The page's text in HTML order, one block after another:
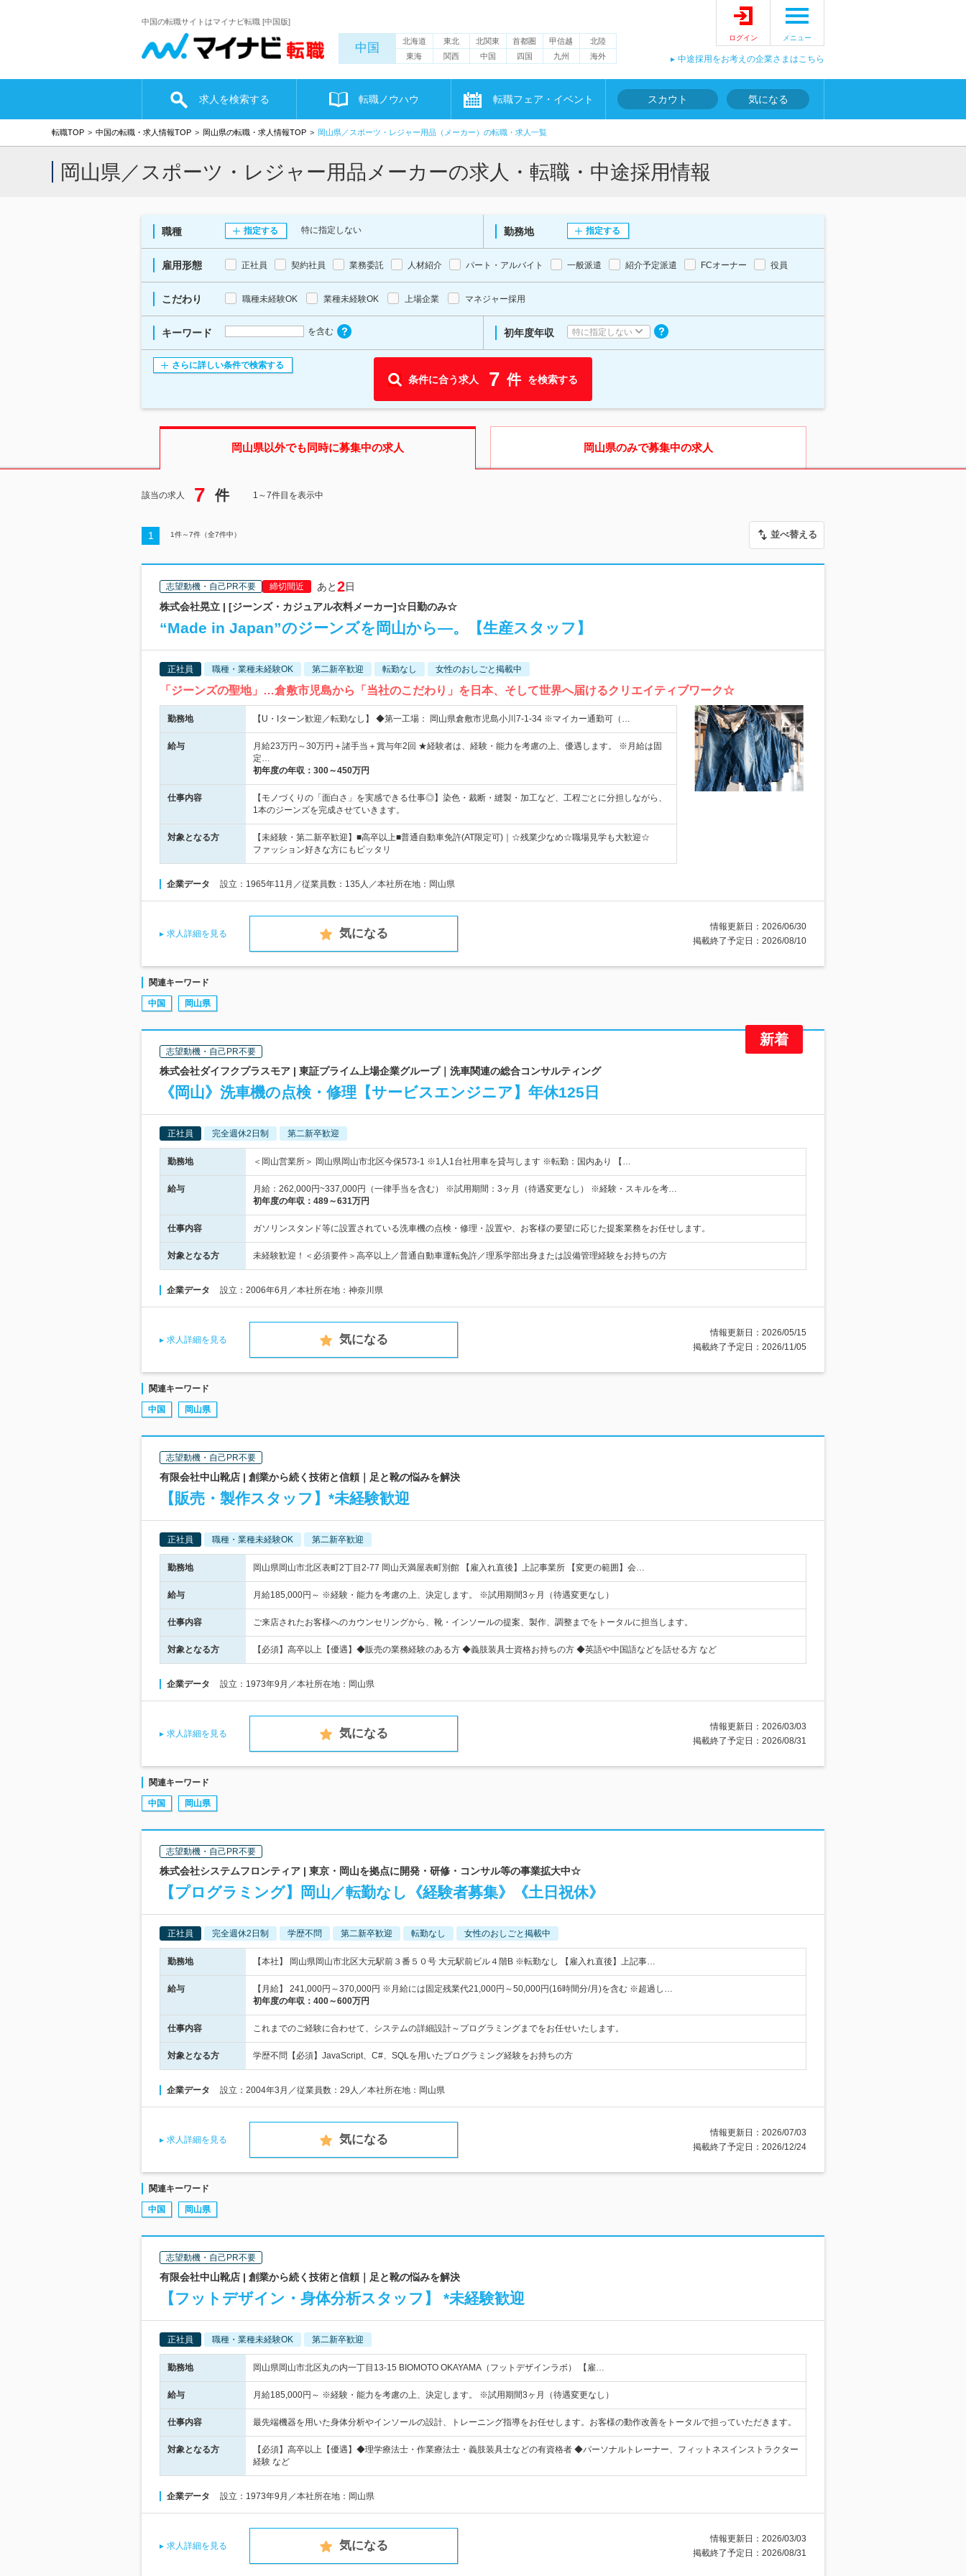
中国の転職サイトはマイナビ転職 [中国版]
中国 北海道 東北 北関東 首都圏 甲信越
北陸
東海
関西 中国 四国 九州 海外
ログイン メニュー
中途採用をお考えの企業さまはこちら
求人を検索する 転職ノウハウ 転職フェア・イベント スカウト 気になる
転職TOP 中国の転職・求人情報TOP 岡山県の転職・求人情報TOP 岡山県／スポーツ・レジャー用品（メーカー）の転職・求人一覧
岡山県／スポーツ・レジャー用品メーカーの求人・転職・中途採用情報
職種 指定する 特に指定しない 勤務地 指定する
雇用形態 正社員 契約社員 業務委託 人材紹介 パート・アルバイト 一般派遣 紹介予定派遣 FCオーナー 役員
こだわり 職種未経験OK 業種未経験OK 上場企業 マネジャー採用
キーワード を含む 初年度年収 特に指定しない
さらに詳しい条件で検索する
条件に合う求人 7 件 を検索する
岡山県以外でも同時に募集中の求人 岡山県のみで募集中の求人
該当の求人 7 件 1～7件目を表示中
1 1件～7件（全7件中） 並べ替える
志望動機・自己PR不要 締切間近 あと2日
株式会社晃立 | [ジーンズ・カジュアル衣料メーカー]☆日勤のみ☆
“Made in Japan”のジーンズを岡山から―。【生産スタッフ】
正社員 職種・業種未経験OK 第二新卒歓迎 転勤なし 女性のおしごと掲載中
「ジーンズの聖地」…倉敷市児島から「当社のこだわり」を日本、そして世界へ届けるクリエイティブワーク☆
勤務地 【U・Iターン歓迎／転勤なし】 ◆第一工場： 岡山県倉敷市児島小川7-1-34 ※マイカー通勤可（…
給与
月給23万円～30万円＋諸手当＋賞与年2回 ★経験者は、経験・能力を考慮の上、優遇します。 ※月給は固
定…
初年度の年収： 300～450万円
仕事内容
【モノづくりの「面白さ」を実感できる仕事◎】染色・裁断・縫製・加工など、工程ごとに分担しながら、
1本のジーンズを完成させていきます。
対象となる方
【未経験・第二新卒歓迎】■高卒以上■普通自動車免許(AT限定可)｜☆残業少なめ☆職場見学も大歓迎☆
ファッション好きな方にもピッタリ
企業データ 設立：1965年11月／従業員数：135人／本社所在地：岡山県
求人詳細を見る 気になる
情報更新日：2026/06/30
掲載終了予定日：2026/08/10
関連キーワード
中国 岡山県
志望動機・自己PR不要
株式会社ダイフクプラスモア | 東証プライム上場企業グループ｜洗車関連の総合コンサルティング
《岡山》洗車機の点検・修理【サービスエンジニア】年休125日
正社員 完全週休2日制 第二新卒歓迎
勤務地 ＜岡山営業所＞ 岡山県岡山市北区今保573-1 ※1人1台社用車を貸与します ※転勤：国内あり 【…
給与
月給：262,000円~337,000円（一律手当を含む） ※試用期間：3ヶ月（待遇変更なし） ※経験・スキルを考…
初年度の年収： 489～631万円
仕事内容 ガソリンスタンド等に設置されている洗車機の点検・修理・設置や、お客様の要望に応じた提案業務をお任せします。
対象となる方 未経験歓迎！＜必須要件＞高卒以上／普通自動車運転免許／理系学部出身または設備管理経験をお持ちの方
企業データ 設立：2006年6月／本社所在地：神奈川県
求人詳細を見る 気になる
情報更新日：2026/05/15
掲載終了予定日：2026/11/05
関連キーワード
中国 岡山県
志望動機・自己PR不要
有限会社中山靴店 | 創業から続く技術と信頼｜足と靴の悩みを解決
【販売・製作スタッフ】*未経験歓迎
正社員 職種・業種未経験OK 第二新卒歓迎
勤務地 岡山県岡山市北区表町2丁目2-77 岡山天満屋表町別館 【雇入れ直後】上記事業所 【変更の範囲】会…
給与 月給185,000円～ ※経験・能力を考慮の上、決定します。 ※試用期間3ヶ月（待遇変更なし）
仕事内容 ご来店されたお客様へのカウンセリングから、靴・インソールの提案、製作、調整までをトータルに担当します。
対象となる方 【必須】高卒以上【優遇】◆販売の業務経験のある方 ◆義肢装具士資格お持ちの方 ◆英語や中国語などを話せる方 など
企業データ 設立：1973年9月／本社所在地：岡山県
求人詳細を見る 気になる
情報更新日：2026/03/03
掲載終了予定日：2026/08/31
関連キーワード
中国 岡山県
志望動機・自己PR不要
株式会社システムフロンティア | 東京・岡山を拠点に開発・研修・コンサル等の事業拡大中☆
【プログラミング】岡山／転勤なし《経験者募集》《土日祝休》
正社員 完全週休2日制 学歴不問 第二新卒歓迎 転勤なし 女性のおしごと掲載中
勤務地 【本社】 岡山県岡山市北区大元駅前３番５０号 大元駅前ビル４階B ※転勤なし 【雇入れ直後】上記事…
給与
【月給】 241,000円～370,000円 ※月給には固定残業代21,000円～50,000円(16時間分/月)を含む ※超過し…
初年度の年収： 400～600万円
仕事内容 これまでのご経験に合わせて、システムの詳細設計～プログラミングまでをお任せいたします。
対象となる方 学歴不問【必須】JavaScript、C#、SQLを用いたプログラミング経験をお持ちの方
企業データ 設立：2004年3月／従業員数：29人／本社所在地：岡山県
求人詳細を見る 気になる
情報更新日：2026/07/03
掲載終了予定日：2026/12/24
関連キーワード
中国 岡山県
志望動機・自己PR不要
有限会社中山靴店 | 創業から続く技術と信頼｜足と靴の悩みを解決
【フットデザイン・身体分析スタッフ】 *未経験歓迎
正社員 職種・業種未経験OK 第二新卒歓迎
勤務地 岡山県岡山市北区丸の内一丁目13-15 BIOMOTO OKAYAMA（フットデザインラボ） 【雇…
給与 月給185,000円～ ※経験・能力を考慮の上、決定します。 ※試用期間3ヶ月（待遇変更なし）
仕事内容 最先端機器を用いた身体分析やインソールの設計、トレーニング指導をお任せします。お客様の動作改善をトータルで担っていただきます。
対象となる方
【必須】高卒以上【優遇】◆理学療法士・作業療法士・義肢装具士などの有資格者 ◆パーソナルトレーナー、フィットネスインストラクター
経験 など
企業データ 設立：1973年9月／本社所在地：岡山県
求人詳細を見る 気になる
情報更新日：2026/03/03
掲載終了予定日：2026/08/31